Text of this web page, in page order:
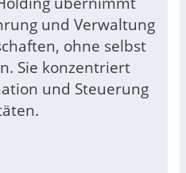
und Verwaltung
ohne selbst
Sie konzentriert
und Steuerung